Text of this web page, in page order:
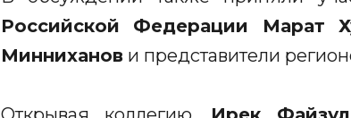
Российской Федерации Марат
Минниханов и представители